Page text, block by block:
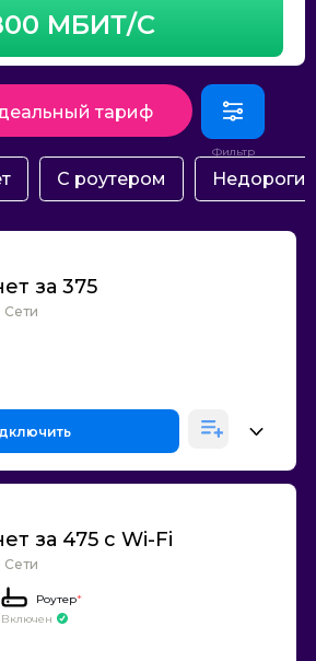
МБИТ/С
тариф
С роутером Недорогие
за 375
Сети
за 475 с Wi-Fi
Сети
Роутер*
Включен